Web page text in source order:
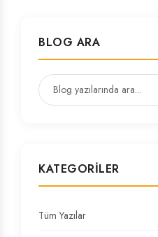
BLOG ARA
KATEGORILER
Tüm Yazılar